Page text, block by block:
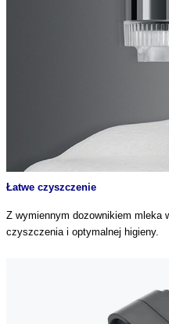
Łatwe czyszczenie
Z wymiennym dozownikiem mleka
czyszczenia i optymalnej higieny.